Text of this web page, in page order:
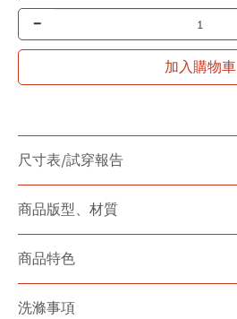
-
加入購物車
尺寸表/試穿報告
商品版型、材質
商品特色
洗滌事項